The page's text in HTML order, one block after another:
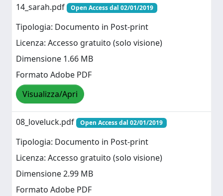
14_sarah.pdf
Open Access dal 02/01/2019
Tipologia: Documento in Post-print
Licenza: Accesso gratuito (solo visione)
Dimensione 1.66 MB
Formato Adobe PDF
Visualizza/Apri
08_loveluck.pdf Open Access dal 02/01/2019
Tipologia: Documento in Post-print
Licenza: Accesso gratuito (solo visione)
Dimensione 2.99 MB
Formato Adobe PDF